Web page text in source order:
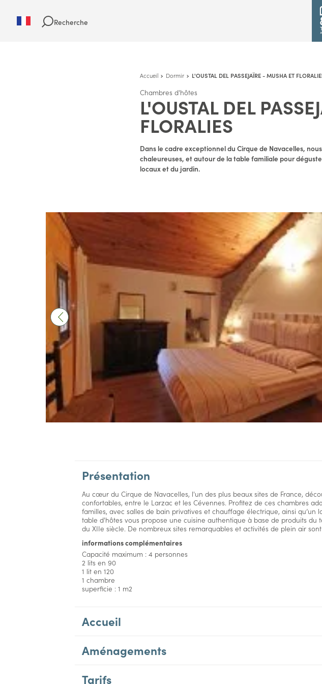
Recherche
Accueil Dormir L'OUSTAL DEL PASSEJAÏRE - MUSHA ET
Chambres d'hôtes
L'OUSTAL DEL
FLORALIES
Dans le cadre exceptionnel du Cirque de Navacelles,
chaleureuses, et autour de la table familiale pour
locaux et du jardin.
Présentation
Au cœur du Cirque de Navacelles, l'un des plus beaux sites de France,
confortables, entre le Larzac et les Cévennes. Profitez de ces chambres
familles, avec salles de bain privatives et chauffage électrique, ainsi qu’un
table d'hôtes vous propose une cuisine authentique à base de produits du
du XIIe siècle. De nombreux sites remarquables et activités de plein air
informations complémentaires
Capacité maximum : 4 personnes
2 lits en 90
1 lit en 120
1 chambre
superficie : 1 m2
Accueil
Aménagements
Tarifs